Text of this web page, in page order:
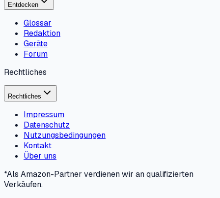
Entdecken
Glossar
Redaktion
Geräte
Forum
Rechtliches
Rechtliches
Impressum
Datenschutz
Nutzungsbedingungen
Kontakt
Über uns
*Als Amazon-Partner verdienen wir an qualifizierten
Verkäufen.